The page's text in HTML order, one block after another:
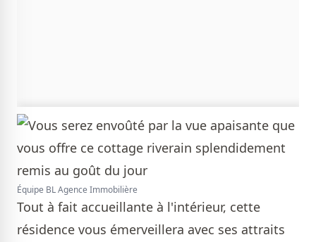
Équipe BL Agence Immobilière
Tout à fait accueillante à l'intérieur, cette
résidence vous émerveillera avec ses attraits